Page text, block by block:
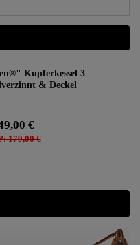
Kupferkessel 3
& Deckel
179,00 €
€